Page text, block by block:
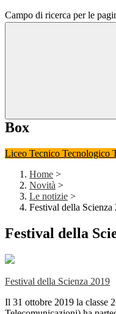
Campo di ricerca per le
Box
Liceo Tecnico Tecnologico
Home >
Novità >
Le notizie >
Festival della Scienza
Festival della
Festival della Scienza 2019
Il 31 ottobre 2019 la classe